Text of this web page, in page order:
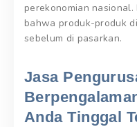
perekonomian
bahwa produk-produk
sebelum di pasarkan.
Jasa
Anda Tinggal